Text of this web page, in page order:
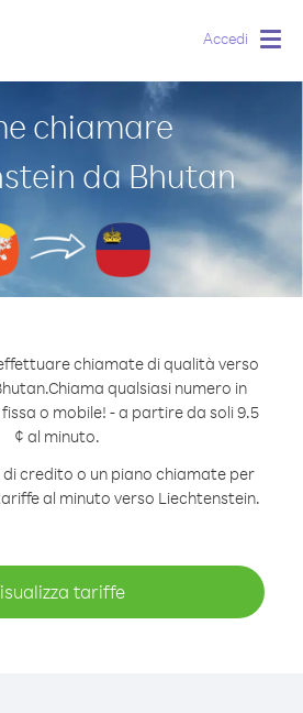
Accedi
chiamare
da Bhutan
chiamate di qualità verso
Chiama qualsiasi numero in
o mobile! - a partire da soli 9.5
¢ al minuto.
credito o un piano chiamate per
al minuto verso Liechtenstein.
tariffe